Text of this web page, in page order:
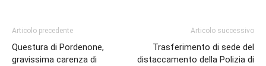
Articolo precedente
Questura di Pordenone,
gravissima carenza di
Articolo successivo
Trasferimento di sede del
distaccamento della Polizia di